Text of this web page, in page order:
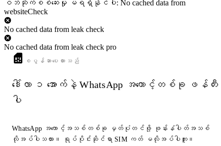
ဝဘ်ဆိုက်စစ်ဆေးမှု မရရှိနိုင်ပါ: No cached data from
websiteCheck
No cached data from leak check
No cached data from leak check pro
စပွန်ဆာပေးထားသည်
ဒေါ်လာ ၁ အောက်နဲ့ WhatsApp အကောင့်တစ်ခု ဖန်တီး
ပါ
WhatsApp အကောင့်အသစ်တစ်ခု မှတ်ပုံတင်ဖို့ ဖုန်းနံပါတ်အသစ်
လိုအပ်ပါသလား။ ရုပ်ပိုင်းဆိုင်ရာ SIM ကတ် မလိုအပ်ပါဘူး။